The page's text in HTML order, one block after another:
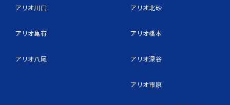
アリオ川口
アリオ亀有
アリオ八尾
アリオ北砂
アリオ橋本
アリオ深谷
アリオ市原